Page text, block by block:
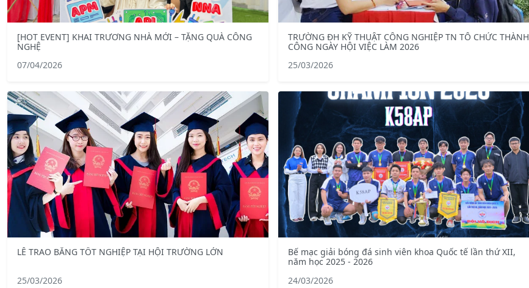
[HOT EVENT] KHAI TRƯƠNG NHÀ MỚI – TẶNG QUÀ CÔNG
NGHỆ
07/04/2026
TRƯỜNG ĐH KỸ THUẬT CÔNG NGHIỆP TN TỔ CHỨC THÀNH
CÔNG NGÀY HỘI VIỆC LÀM 2026
25/03/2026
LỄ TRAO BẰNG TỐT NGHIỆP TẠI HỘI TRƯỜNG LỚN
25/03/2026
Bế mạc giải bóng đá sinh viên khoa Quốc tế lần thứ XII,
năm học 2025 - 2026
24/03/2026